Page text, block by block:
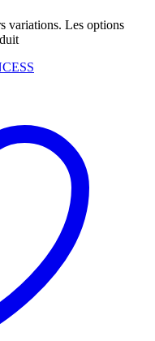
variations. Les options